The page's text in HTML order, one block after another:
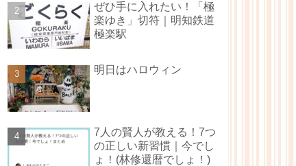
ぜひ手に入れたい！「極
楽ゆき」切符｜明知鉄道
極楽駅
明日はハロウィン
7人の賢人が教える！7つ
の正しい新習慣｜今でし
ょ！(林修還暦でしょ！)